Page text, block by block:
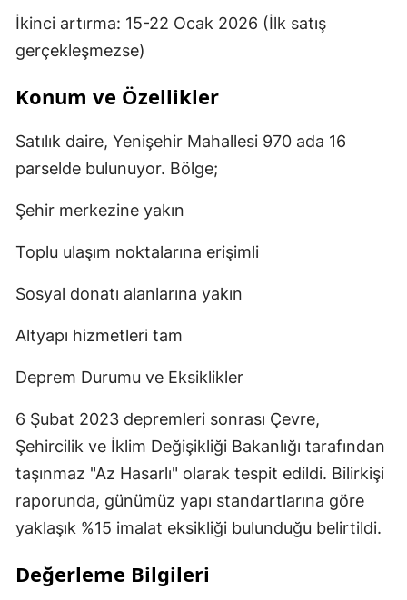
İkinci artırma: 15-22 Ocak 2026 (İlk satış
gerçekleşmezse)
Konum ve Özellikler
Satılık daire, Yenişehir Mahallesi 970 ada 16
parselde bulunuyor. Bölge;
Şehir merkezine yakın
Toplu ulaşım noktalarına erişimli
Sosyal donatı alanlarına yakın
Altyapı hizmetleri tam
Deprem Durumu ve Eksiklikler
6 Şubat 2023 depremleri sonrası Çevre,
Şehircilik ve İklim Değişikliği Bakanlığı tarafından
taşınmaz "Az Hasarlı" olarak tespit edildi. Bilirkişi
raporunda, günümüz yapı standartlarına göre
yaklaşık %15 imalat eksikliği bulunduğu belirtildi.
Değerleme Bilgileri